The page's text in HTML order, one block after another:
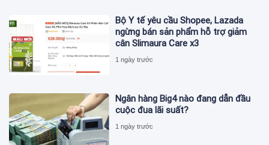
Bộ Y tế yêu cầu Shopee, Lazada
ngừng bán sản phẩm hỗ trợ giảm
cân Slimaura Care x3
1 ngày trước
Ngân hàng Big4 nào đang dẫn đầu
cuộc đua lãi suất?
1 ngày trước